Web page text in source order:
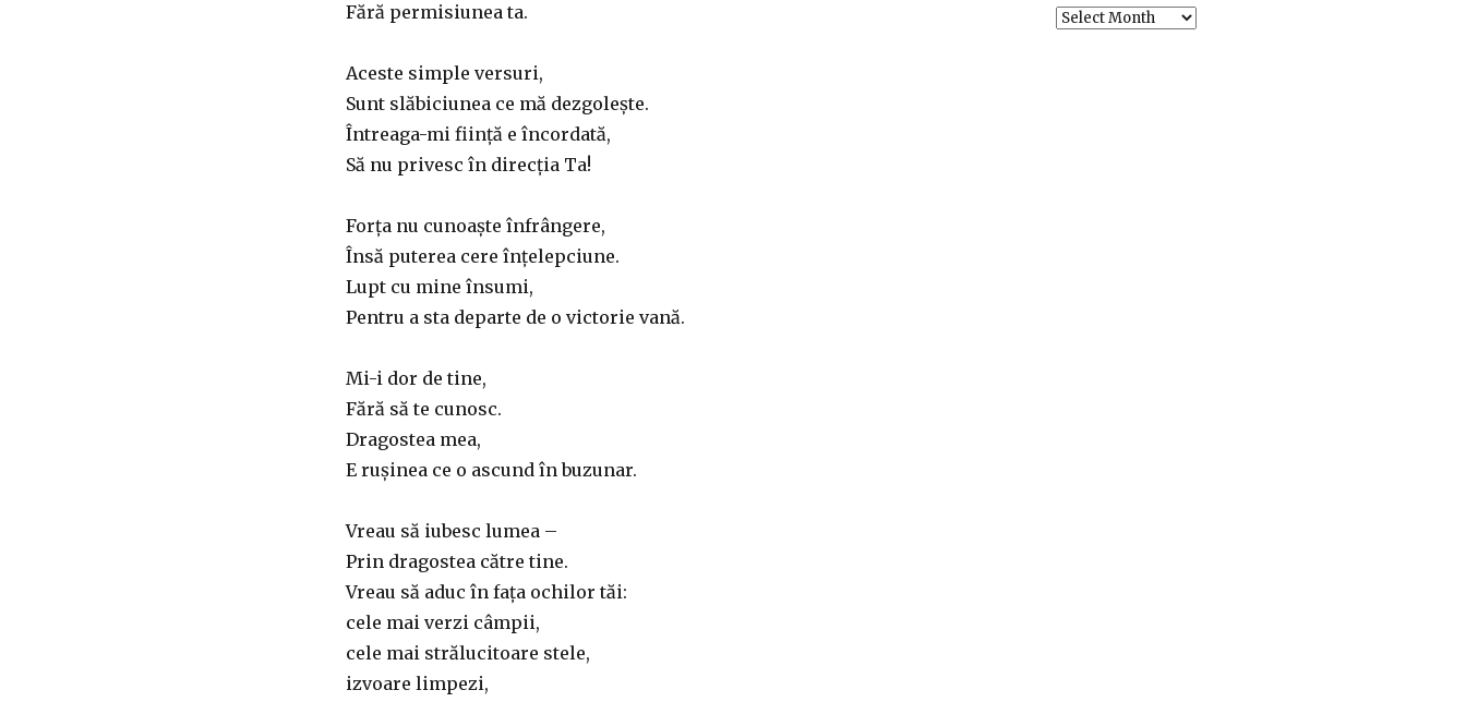
Fără permisiunea ta.
Aceste simple versuri,
Sunt slăbiciunea ce mă dezgolește.
Întreaga-mi ființă e încordată,
Să nu privesc în direcția Ta!
Forța nu cunoaște înfrângere,
Însă puterea cere înțelepciune.
Lupt cu mine însumi,
Pentru a sta departe de o victorie vană.
Mi-i dor de tine,
Fără să te cunosc.
Dragostea mea,
E rușinea ce o ascund în buzunar.
Vreau să iubesc lumea –
Prin dragostea către tine.
Vreau să aduc în fața ochilor tăi:
cele mai verzi câmpii,
cele mai strălucitoare stele,
izvoare limpezi,
Arhivă